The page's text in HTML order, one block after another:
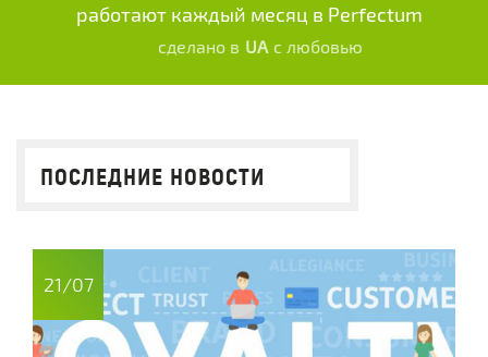
работают каждый месяц в Perfectum
сделано в UA с любовью
ПОСЛЕДНИЕ НОВОСТИ
21/07